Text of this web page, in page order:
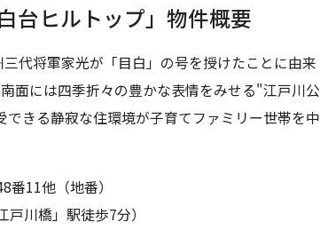
台ヒルトップ」物件概要
代将軍家光が「目白」の号を授けたことに由来
面には四季折々の豊かな表情をみせる"江戸川公
きる静寂な住環境が子育てファミリー世帯を中
11他（地番）
戸川橋」駅徒歩7分）